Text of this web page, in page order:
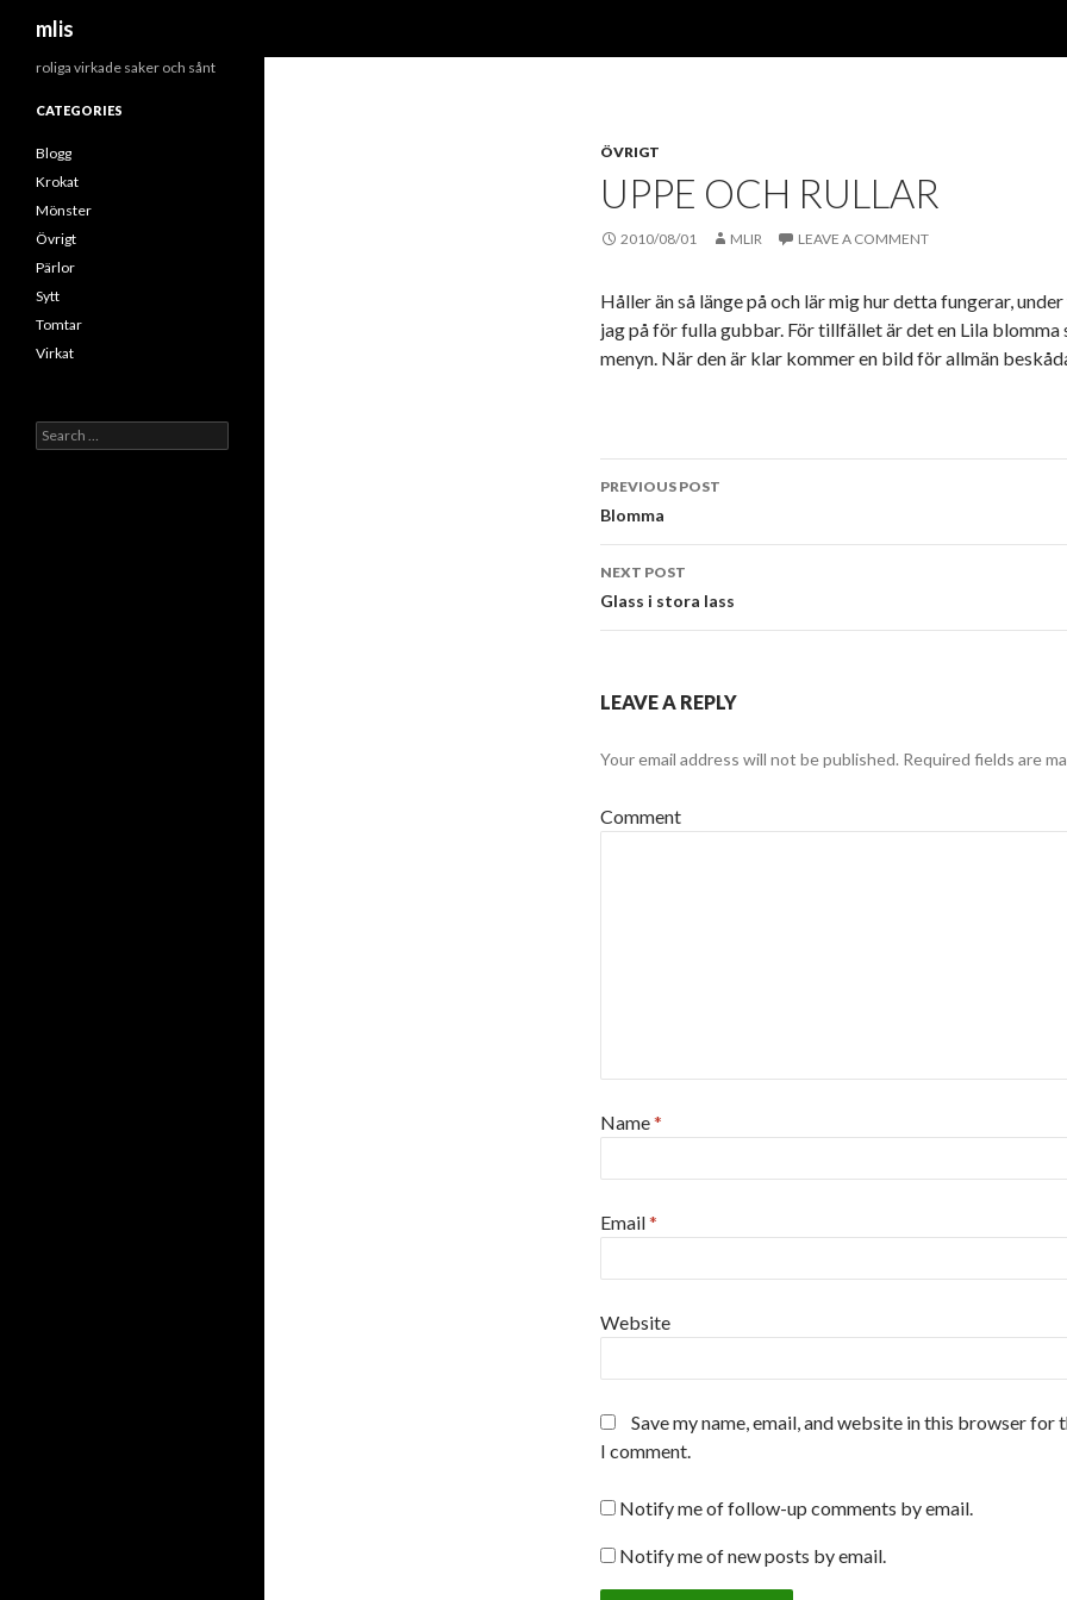
mlis
ÖVRIGT
UPPE OCH RULLAR
2010/08/01 MLIR LEAVE A COMMENT
Håller än så länge på och lär mig hur detta fungerar,
jag på för fulla gubbar. För tillfället är det en Lila blomma
menyn. När den är klar kommer en bild för allmän
Post
navigation
PREVIOUS POST
Blomma
NEXT POST
Glass i stora lass
LEAVE A REPLY
Your email address will not be published. Required fields are
Comment
Name*
Email*
Website
Save my name, email, and website in this browser for
I comment.
Notify me of follow-up comments by email.
Notify me of new posts by email.
roliga virkade saker och sånt
CATEGORIES
Blogg
Krokat
Mönster
Övrigt
Pärlor
Sytt
Tomtar
Virkat
Search
for: